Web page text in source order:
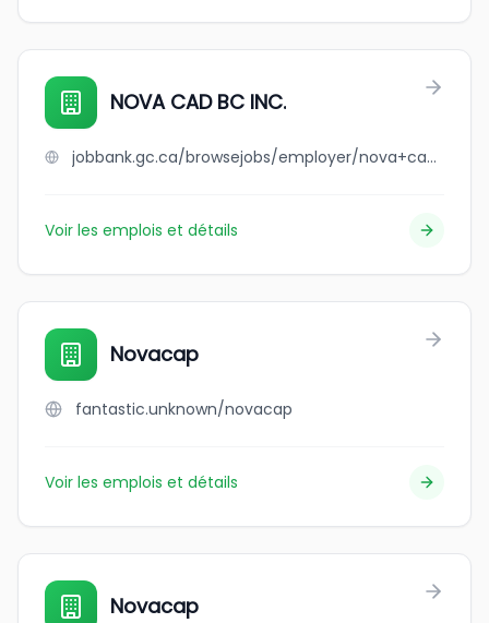
NOVA CAD BC INC.
jobbank.gc.ca/browsejobs/employer/nova+cad+bc+inc./ca
Voir les emplois et détails
Novacap
fantastic.unknown/novacap
Voir les emplois et détails
Novacap